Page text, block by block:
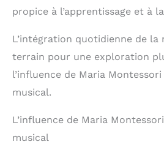
propice à l’apprentissage et à
L’intégration quotidienne de la
terrain pour une exploration
l’influence de Maria
musical.
L’influence de Maria
musical